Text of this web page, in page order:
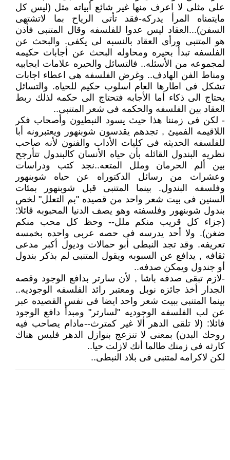
على مثلى لا اعرف منها غير شائع أبياته مثل (ليس كل
مايتمناه المرأ يدركه-فقد تأتى الرياح بما لاتشتهى
السفن)...العقاد ليس عدوا للفلسفه وقال المتنبى فأذن
هو المتنبى ورأى العقاد بالنسبه لى يكفى. والبحث عن
الفلسفه تبدأ بحيره ومحاوله البحث عن أجابات حكيمه
لمجموعه من الأسئله.. فالتسائل والحيره علامات ايجابيه
ومناط الفن الهادف.. وغرض الفلسفه هى اعطاء اجابات
تشكل فى اطارها العام اسلوب حكيم للحياه. والتسائل
يحتاج الى ذكاء أما الأجابه فتحتاج الى حكمه لذلك ربط
العقاد بين الفلسفه والحكمه فى شعر المتنبى..
- لكن فى زمننا هذا حيث يسود النبطيون وأصحاب فكر
اللاقيمه الفميئ , تجدهم يقدسون شوبنهور ويعتبرونه أبا
للفلسفه الحديثه فى كليات الأداب والفنون لأنه صاحب
نظريه البندول القائله بأن حياه الأنسان كالبندول تتأرجح
بين ألم الحرمان وملل المتعه..نجد كتب ودراسات
وعشرات من رسائل الدكتوراه عن حياه شوبنهور
وفلسفه البندول. بينما المتنبى قبل شوبنهور بمئات
السنين فى بيت شعر واحد من قصيده "بم التعلل" لخص
بندول شوبنهور وفلسفته وهو يصف الدنيا المحبوبه قائلا:
(جزاء كل قريب منكم ملل-- وحظ كل محب منكم
ضغن). ولا أحد يدرسه فى حصه عربى واحده بخمسه
تعريفه. وقد تجد النبطى أبو حمالات وديول أكبر مدعى
ثقافه , يدافع عن السبوبه ويقول المتنبى لم بذكر بندول
أو جندول ويمكن صدفه..
-لازم تبقى صدفه باشا , لأن سارتر بدافع الوجود وقصه
الجدار أخذ جائزه نوبل ومعتبر رائد الفلسفه الوجوديه..
بينما المتنبى ببيت شعر واحد ايضا فى نفس القصيده عبر
عن لب الفلسفه الوجوديه "لسارتر" ومبدأ دافع الوجود
فائلا: (لا تلقى الدهر ألا غير كمترث--مادام يصاحب فيه
روحك البدن) بمعنى لا تنزعج بنوازل الدهر فليس هناك
كارثه فى زمنك طالما أنك لازلت حيا..
لكن لاكرامه لمتنبى فى بلاد النبطى..